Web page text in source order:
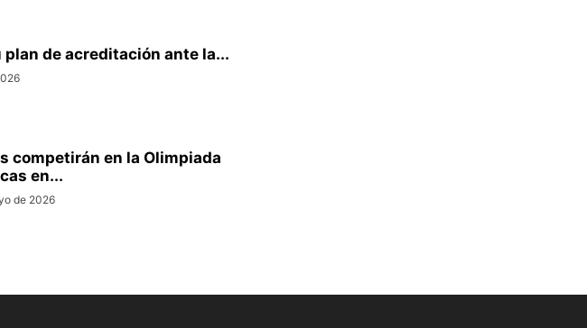
plan de acreditación ante la...
competirán en la Olimpiada
en...
de 2026